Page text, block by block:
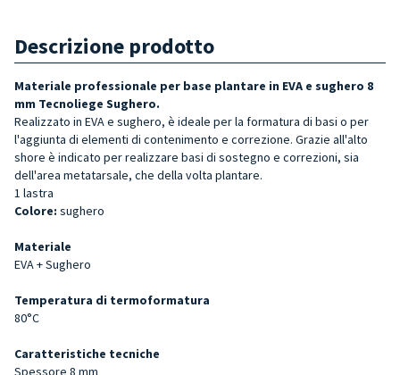
Descrizione prodotto
Materiale professionale per base plantare in EVA e sughero 8
mm Tecnoliege Sughero.
Realizzato in EVA e sughero, è ideale per la formatura di basi o per
l'aggiunta di elementi di contenimento e correzione. Grazie all'alto
shore è indicato per realizzare basi di sostegno e correzioni, sia
dell'area metatarsale, che della volta plantare.
1 lastra
Colore: sughero
Materiale
EVA + Sughero
Temperatura di termoformatura
80°C
Caratteristiche tecniche
Spessore 8 mm